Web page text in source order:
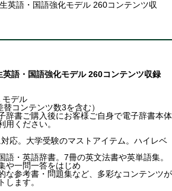
英語・国語強化モデル 260コンテンツ収
語・国語強化モデル 260コンテンツ収録
デル
コンテンツ数3を含む）
辞書ご購入後にお客様ご自身で電子辞書本体
用ください。
応。大学受験のマストアイテム。ハイレベ
語・英語辞書。7冊の英文法書や英単語集。
や一問一答をはじめ
な参考書・問題集など、多彩なコンテンツが
します。